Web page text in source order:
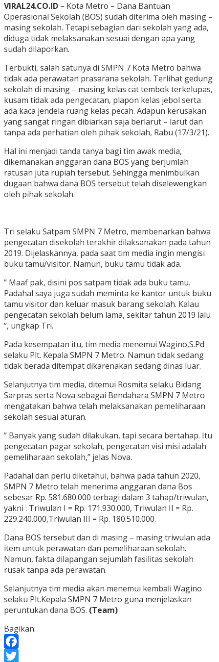
VIRAL24.CO.ID – Kota Metro – Dana Bantuan
Operasional Sekolah (BOS) sudah diterima oleh masing –
masing sekolah. Tetapi sebagian dari sekolah yang ada,
diduga tidak melaksanakan sesuai dengan apa yang
sudah dilaporkan.
Terbukti, salah satunya di SMPN 7 Kota Metro bahwa
tidak ada perawatan prasarana sekolah. Terlihat gedung
sekolah di masing – masing kelas cat tembok terkelupas,
kusam tidak ada pengecatan, plapon kelas jebol serta
ada kaca jendela ruang kelas pecah. Adapun kerusakan
yang sangat ringan dibiarkan saja berlarut – larut dan
tanpa ada perhatian oleh pihak sekolah, Rabu (17/3/21).
Hal ini menjadi tanda tanya bagi tim awak media,
dikemanakan anggaran dana BOS yang berjumlah
ratusan juta rupiah tersebut. Sehingga menimbulkan
dugaan bahwa dana BOS tersebut telah diselewengkan
oleh pihak sekolah.
Tri selaku Satpam SMPN 7 Metro, membenarkan bahwa
pengecatan disekolah terakhir dilaksanakan pada tahun
2019. Dijelaskannya, pada saat tim media ingin mengisi
buku tamu/visitor. Namun, buku tamu tidak ada.
” Maaf pak, disini pos satpam tidak ada buku tamu.
Padahal saya juga sudah meminta ke kantor untuk buku
tamu visitor dan keluar masuk barang sekolah. Kalau
pengecatan sekolah belum lama, sekitar tahun 2019 lalu
“, ungkap Tri.
Pada kesempatan itu, tim media menemui Wagino,S.Pd
selaku Plt. Kepala SMPN 7 Metro. Namun tidak sedang
tidak berada ditempat dikarenakan sedang dinas luar.
Selanjutnya tim media, ditemui Rosmita selaku Bidang
Sarpras serta Nova sebagai Bendahara SMPN 7 Metro
mengatakan bahwa telah melaksanakan pemeliharaan
sekolah sesuai aturan.
” Banyak yang sudah dilakukan, tapi secara bertahap. Itu
pengecatan pagar sekolah, pengecatan visi misi adalah
pemeliharaan sekolah,” jelas Nova.
Padahal dan perlu diketahui, bahwa pada tahun 2020,
SMPN 7 Metro telah menerima anggaran dana Bos
sebesar Rp. 581.680.000 terbagi dalam 3 tahap/triwulan,
yakni : Triwulan I = Rp. 171.930.000, Triwulan II = Rp.
229.240.000,Triwulan III = Rp. 180.510.000.
Dana BOS tersebut dan di masing – masing triwulan ada
item untuk perawatan dan pemeliharaan sekolah.
Namun, fakta dilapangan sejumlah fasilitas sekolah
rusak tanpa ada perawatan.
Selanjutnya tim media akan menemui kembali Wagino
selaku Plt.Kepala SMPN 7 Metro guna menjelaskan
peruntukan dana BOS. (Team)
Bagikan:
Facebook